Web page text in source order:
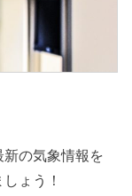
の気象情報を
ょう！